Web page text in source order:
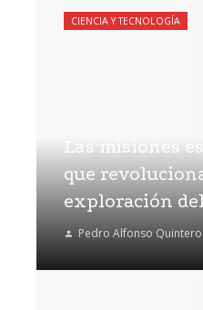
Las misiones
que
exploración
Pedro Alfonso Quintero
CIENCIA Y TECNOLOGÍA